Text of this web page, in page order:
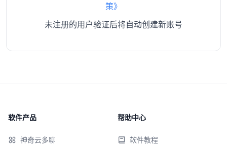
策》
未注册的用户验证后将自动创建新账号
软件产品
神奇云多聊
帮助中心
软件教程